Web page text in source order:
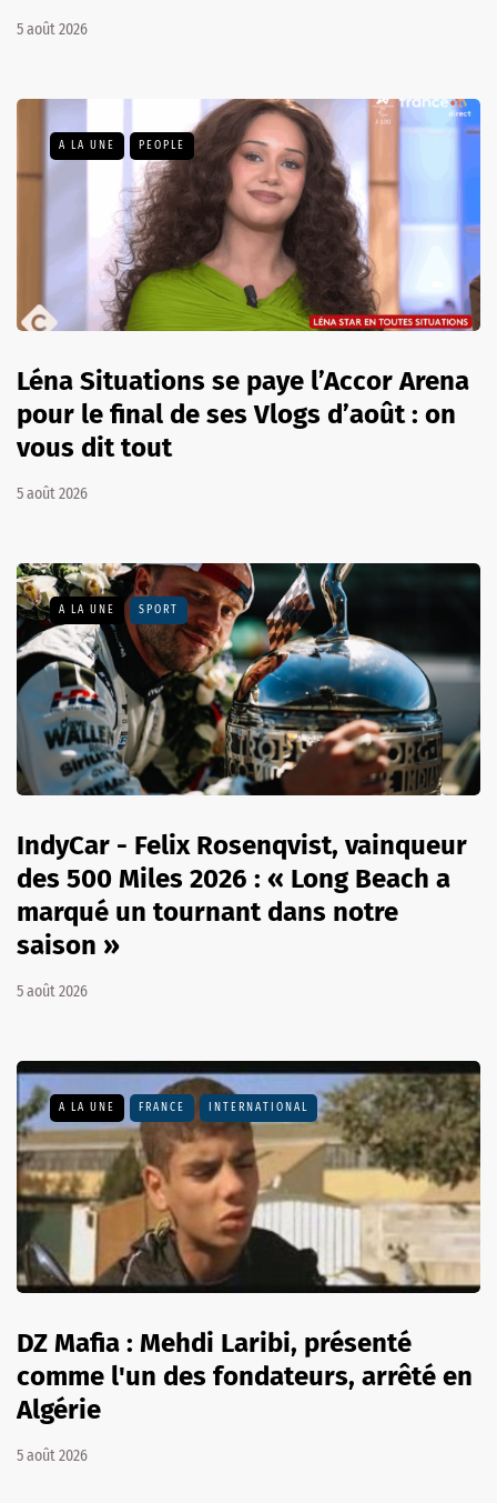
5 août 2026
A LA UNE PEOPLE
Léna Situations se paye l’Accor Arena
pour le final de ses Vlogs d’août : on
vous dit tout
5 août 2026
A LA UNE SPORT
IndyCar - Felix Rosenqvist, vainqueur
des 500 Miles 2026 : « Long Beach a
marqué un tournant dans notre
saison »
5 août 2026
A LA UNE FRANCE INTERNATIONAL
DZ Mafia : Mehdi Laribi, présenté
comme l'un des fondateurs, arrêté en
Algérie
5 août 2026